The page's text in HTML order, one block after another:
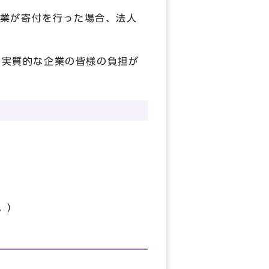
が寄付を行った場合、法人
質的な企業の皆様の負担が
）